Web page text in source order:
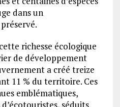
dans un
richesse écologique
de développement
a créé treize
11 % du territoire. Ces
emblématiques,